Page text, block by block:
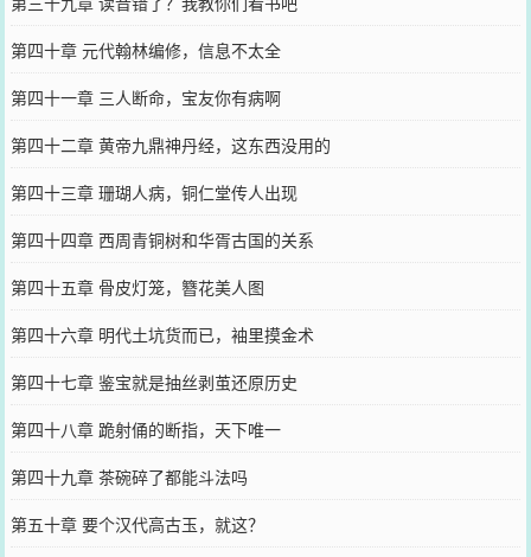
第四十章 元代翰林编修，信息不太全
第四十一章 三人断命，宝友你有病啊
第四十二章 黄帝九鼎神丹经，这东西没用的
第四十三章 珊瑚人病，铜仁堂传人出现
第四十四章 西周青铜树和华胥古国的关系
第四十五章 骨皮灯笼，簪花美人图
第四十六章 明代土坑货而已，袖里摸金术
第四十七章 鉴宝就是抽丝剥茧还原历史
第四十八章 跪射俑的断指，天下唯一
第四十九章 茶碗碎了都能斗法吗
第五十章 要个汉代高古玉，就这？